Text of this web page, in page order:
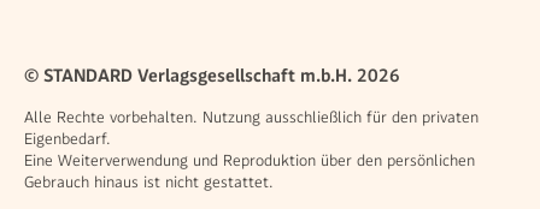
© STANDARD Verlagsgesellschaft m.b.H. 2026
Alle Rechte vorbehalten. Nutzung ausschließlich für den privaten
Eigenbedarf.
Eine Weiterverwendung und Reproduktion über den persönlichen
Gebrauch hinaus ist nicht gestattet.